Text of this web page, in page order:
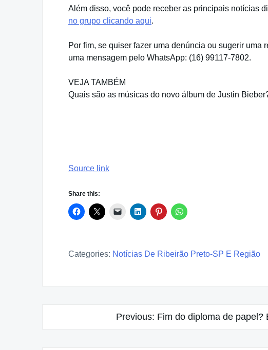
Além disso, você pode receber as principais notícias
no grupo clicando aqui.
Por fim, se quiser fazer uma denúncia ou sugerir
uma mensagem pelo WhatsApp: (16) 99117-7802.
VEJA TAMBÉM
Quais são as músicas do novo álbum de Justin
Source link
Share this:
Categories: Notícias De Ribeirão Preto-SP E Região
Previous: Fim do diploma de papel?